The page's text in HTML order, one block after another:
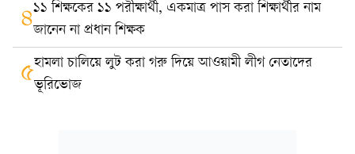
৪১১ শিক্ষকের ১১ পরীক্ষার্থী, একমাত্র পাস করা শিক্ষার্থীর নাম
জানেন না প্রধান শিক্ষক
৫হামলা চালিয়ে লুট করা গরু দিয়ে আওয়ামী লীগ নেতাদের
ভূরিভোজ